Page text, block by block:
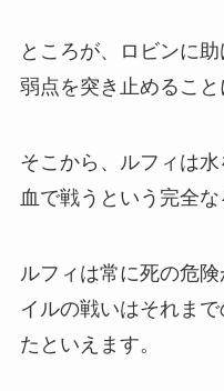
ところが、ロビンに
弱点を突き止めること
そこから、ルフィは
血で戦うという完全な
ルフィは常に死の危
イルの戦いはそれま
たといえます。